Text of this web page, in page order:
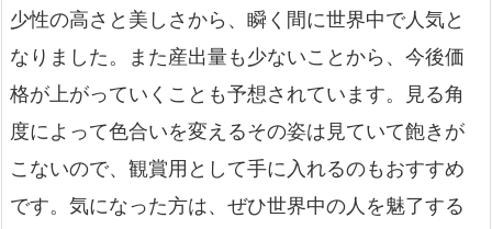
少性の高さと美しさから、瞬く間に世界中で人気と
なりました。また産出量も少ないことから、今後価
格が上がっていくことも予想されています。見る角
度によって色合いを変えるその姿は見ていて飽きが
こないので、観賞用として手に入れるのもおすすめ
です。気になった方は、ぜひ世界中の人を魅了する